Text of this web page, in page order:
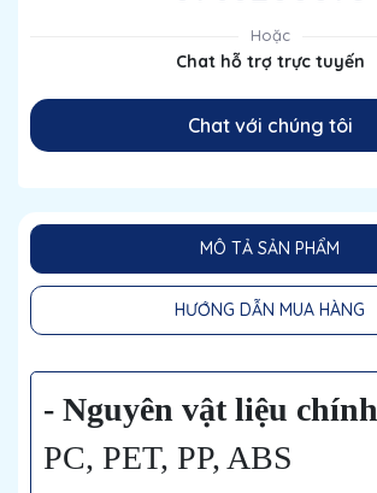
Hoặc
Chat hỗ trợ trực tuyến
Chat với chúng tôi
MÔ TẢ SẢN PHẨM
HƯỚNG DẪN MUA HÀNG
- Nguyên vật liệu chính
PC, PET, PP, ABS